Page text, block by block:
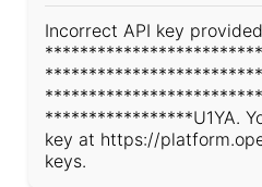
Incorrect API key
*****************U1YA.
key at https://
keys.